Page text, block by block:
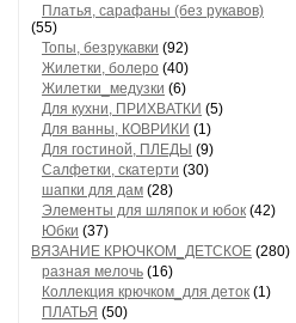
Платья, сарафаны (без рукавов)
(55)
Топы, безрукавки (92)
Жилетки, болеро (40)
Жилетки_медузки (6)
Для кухни, ПРИХВАТКИ (5)
Для ванны, КОВРИКИ (1)
Для гостиной, ПЛЕДЫ (9)
Салфетки, скатерти (30)
шапки для дам (28)
Элементы для шляпок и юбок (42)
Юбки (37)
ВЯЗАНИЕ КРЮЧКОМ_ДЕТСКОЕ (280)
разная мелочь (16)
Коллекция крючком_для деток (1)
ПЛАТЬЯ (50)